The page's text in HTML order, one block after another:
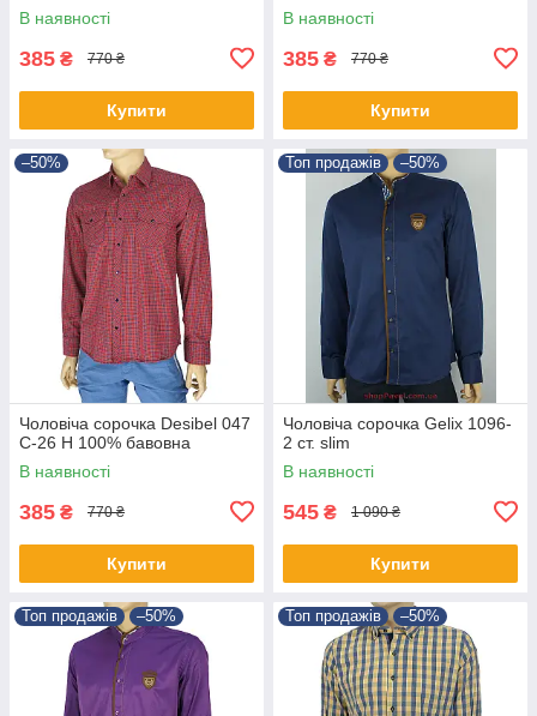
В наявності
385 ₴ 770 ₴
Купити
В наявності
385 ₴ 770 ₴
Купити
–50%
Чоловіча сорочка Desibel 047
C-26 H 100% бавовна
В наявності
385 ₴ 770 ₴
Купити
Топ продажів –50%
Чоловіча сорочка Gelix 1096-
2 ст. slim
В наявності
545 ₴ 1 090 ₴
Купити
Топ продажів –50% Топ продажів –50%